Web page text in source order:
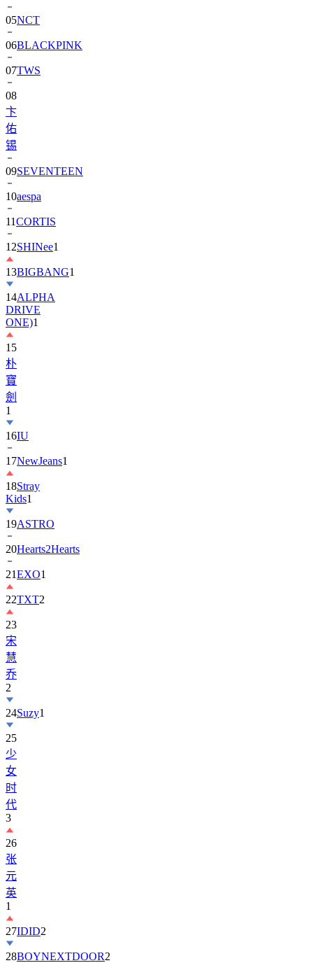
06BLACKPINK
07TWS
08
卞
佑
锡
09
10aespa
11CORTIS
12SHINee1
13BIGBANG
14ALPHA
DRIVE
ONE)1
15
朴
寶
劍
1
16
17NewJeans
18Stray
Kids
19ASTRO
20Hearts2Hearts
21EXO1
22TXT2
23
宋
慧
乔
2
24
25
少
女
时
代
3
26
张
元
英
1
27
28BOYNEXTDOOR
29